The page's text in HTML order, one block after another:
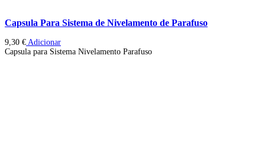
Capsula Para Sistema de Nivelamento de Parafuso
9,30 € Adicionar
Capsula para Sistema Nivelamento Parafuso